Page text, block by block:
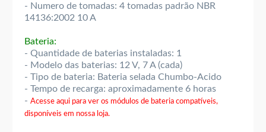
- Numero de tomadas: 4 tomadas padrão NBR
14136:2002 10 A
Bateria:
- Quantidade de baterias instaladas: 1
- Modelo das baterias: 12 V, 7 A (cada)
- Tipo de bateria: Bateria selada Chumbo-Acido
- Tempo de recarga: aproximadamente 6 horas
- Acesse aqui para ver os módulos de bateria compatíveis,
disponíveis em nossa loja.